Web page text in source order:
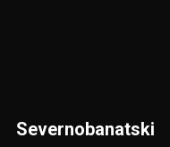
Severnobanatski